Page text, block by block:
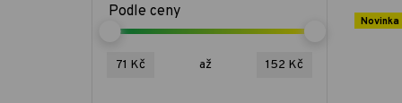
Podle ceny
71 Kč až 152 Kč
Novinka